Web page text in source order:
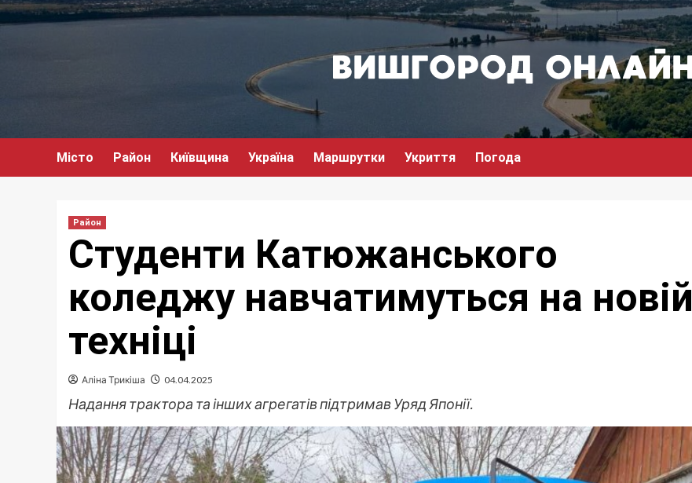
Перейти
до
Місто Район Київщина Україна Маршрутки Укриття Погода
Район
Студенти Катюжанського
коледжу навчатимуться на новій
техніці
Аліна Трикіша 04.04.2025
Надання трактора та інших агрегатів підтримав Уряд Японії.